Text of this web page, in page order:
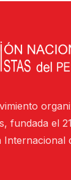
fundada el
Internacional